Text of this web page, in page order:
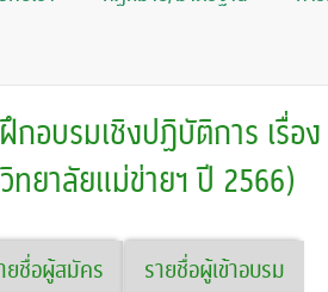
กอบรมเชิงปฏิบัติการ เรื่
ทยาลัยแม่ข่ายฯ ปี 2566)
ยชื่อผู้สมัคร รายชื่อผู้เข้าอบรม